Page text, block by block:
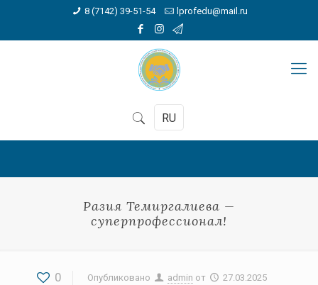
8 (7142) 39-51-54 lprofedu@mail.ru
RU
Разия Темиргалиева —
суперпрофессионал!
0 Опубликовано admin от 27.03.2025